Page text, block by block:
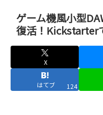
ゲーム機風小型
復活！Kickstarter
X
はてブ 124